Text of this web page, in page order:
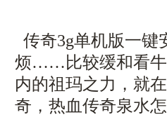
传奇3g单机版一键
烦……比较缓和看牛
内的祖玛之力，就
奇，热血传奇泉水